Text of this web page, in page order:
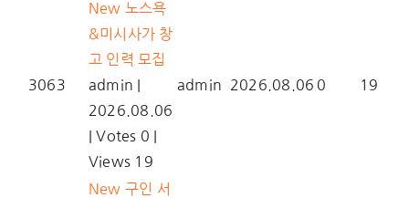
3063
New 노스욕
&미시사가 창
고 인력 모집
admin
2026.08.06
Votes 0
Views 19
admin 2026.08.06 0 19
New 구인 서